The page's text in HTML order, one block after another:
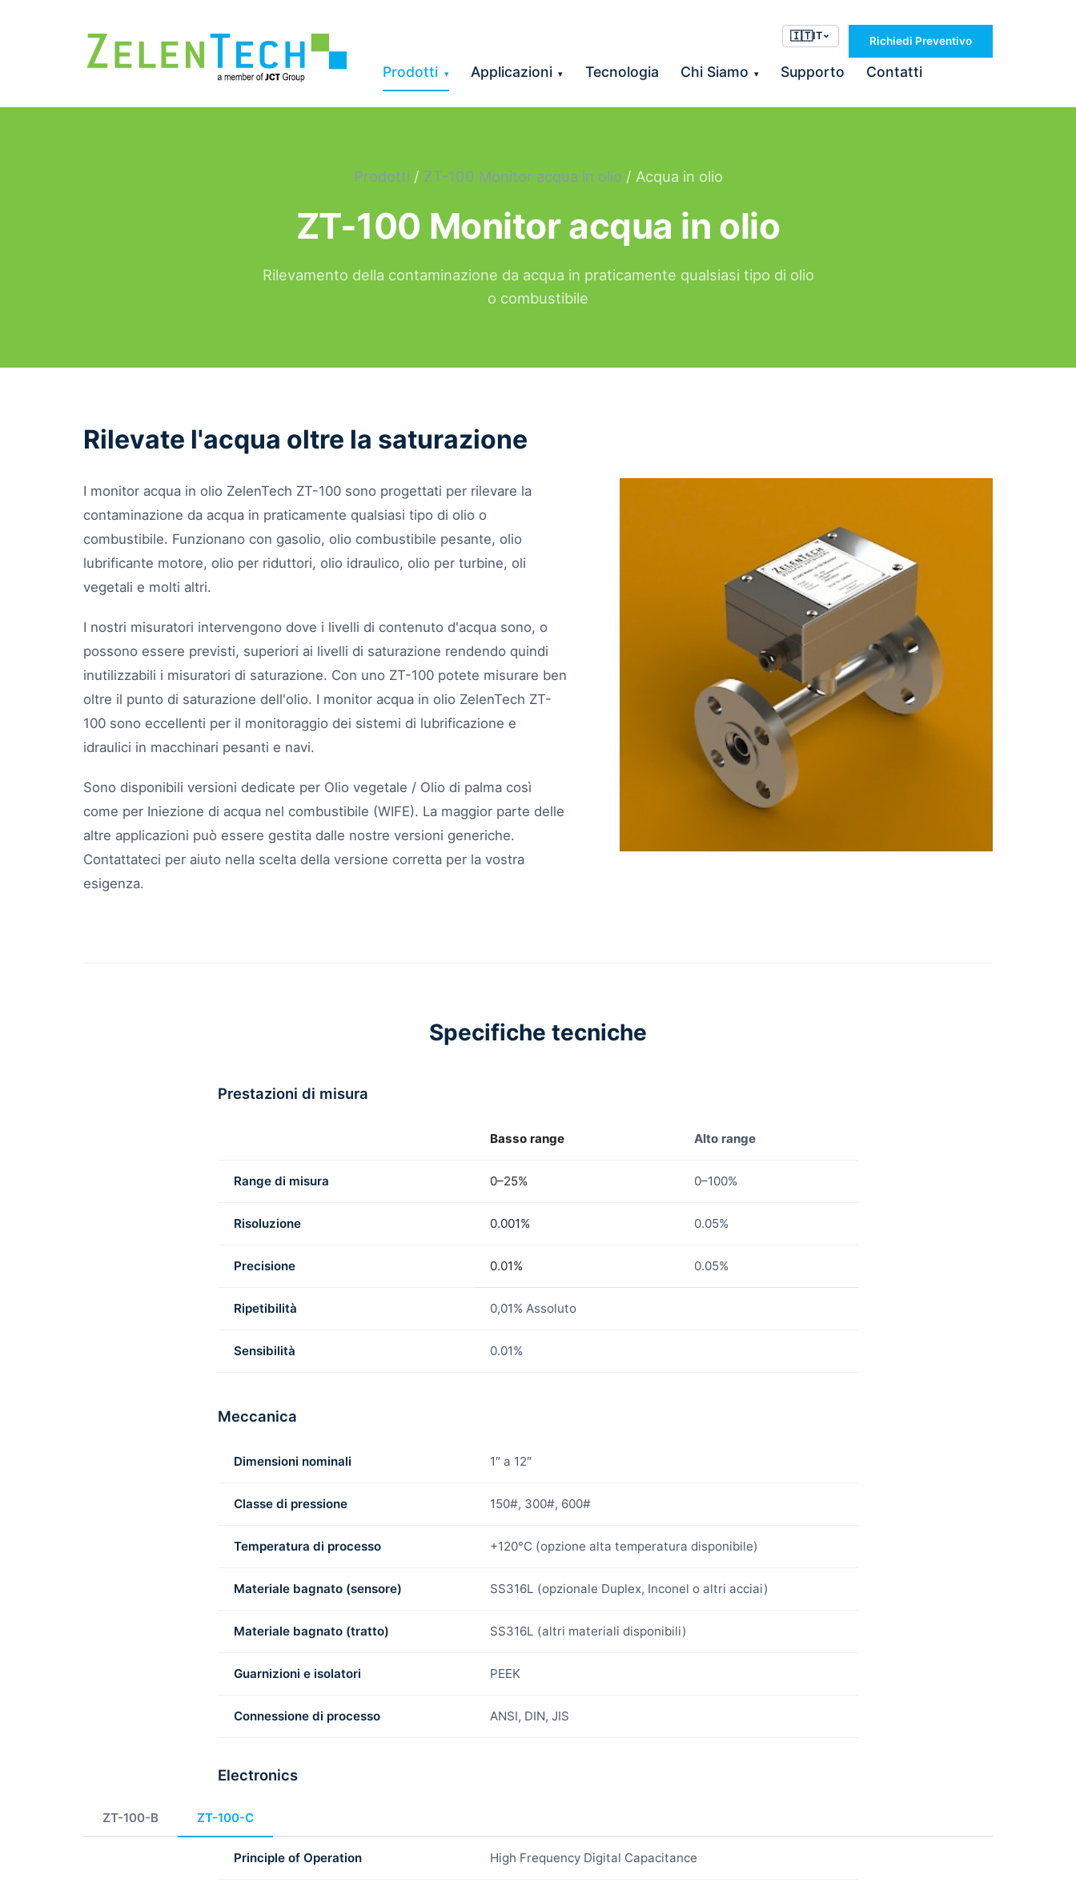
🇮🇹IT Richiedi Preventivo
Prodotti ▾ Applicazioni ▾ Tecnologia Chi Siamo ▾ Supporto Contatti
Prodotti / ZT-100 Monitor acqua in olio / Acqua in olio
ZT-100 Monitor acqua in olio
Rilevamento della contaminazione da acqua in praticamente qualsiasi tipo di olio
o combustibile
Rilevate l'acqua oltre la saturazione
I monitor acqua in olio ZelenTech ZT-100 sono progettati per rilevare la
contaminazione da acqua in praticamente qualsiasi tipo di olio o
combustibile. Funzionano con gasolio, olio combustibile pesante, olio
lubrificante motore, olio per riduttori, olio idraulico, olio per turbine, oli
vegetali e molti altri.
I nostri misuratori intervengono dove i livelli di contenuto d'acqua sono, o
possono essere previsti, superiori ai livelli di saturazione rendendo quindi
inutilizzabili i misuratori di saturazione. Con uno ZT-100 potete misurare ben
oltre il punto di saturazione dell'olio. I monitor acqua in olio ZelenTech ZT-
100 sono eccellenti per il monitoraggio dei sistemi di lubrificazione e
idraulici in macchinari pesanti e navi.
Sono disponibili versioni dedicate per Olio vegetale / Olio di palma così
come per Iniezione di acqua nel combustibile (WIFE). La maggior parte delle
altre applicazioni può essere gestita dalle nostre versioni generiche.
Contattateci per aiuto nella scelta della versione corretta per la vostra
esigenza.
Specifiche tecniche
Prestazioni di misura
Basso range Alto range
Range di misura 0–25% 0–100%
Risoluzione 0.001% 0.05%
Precisione 0.01% 0.05%
Ripetibilità 0,01% Assoluto
Sensibilità 0.01%
Meccanica
Dimensioni nominali 1″ a 12″
Classe di pressione 150#, 300#, 600#
Temperatura di processo +120°C (opzione alta temperatura disponibile)
Materiale bagnato (sensore) SS316L (opzionale Duplex, Inconel o altri acciai)
Materiale bagnato (tratto) SS316L (altri materiali disponibili)
Guarnizioni e isolatori PEEK
Connessione di processo ANSI, DIN, JIS
Electronics
ZT-100-B ZT-100-C
Principle of Operation High Frequency Digital Capacitance